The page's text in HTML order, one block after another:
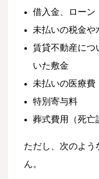
借入金、ローン
未払いの税金や
賃貸不動産につ
いた敷金
未払いの医療費
特別寄与料
葬式費用（死亡
ただし、次のよ
ん。